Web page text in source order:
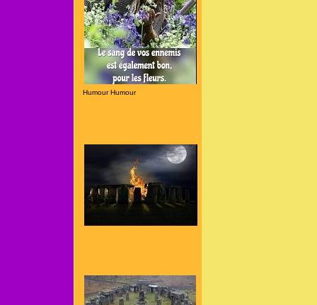
Humour Humour